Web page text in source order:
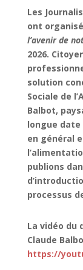
Les
ont
l’avenir de
2026.
solution
Sociale de
Balbot,
longue
en général
publions
processus
La vidéo du
Claude
https://